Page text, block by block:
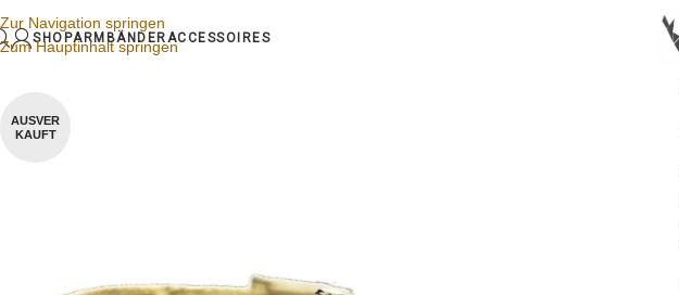
Zur Navigation springen
Zum Hauptinhalt springen
SHOPARMBÄNDERACCESSOIRES
AUSVER
KAUFT